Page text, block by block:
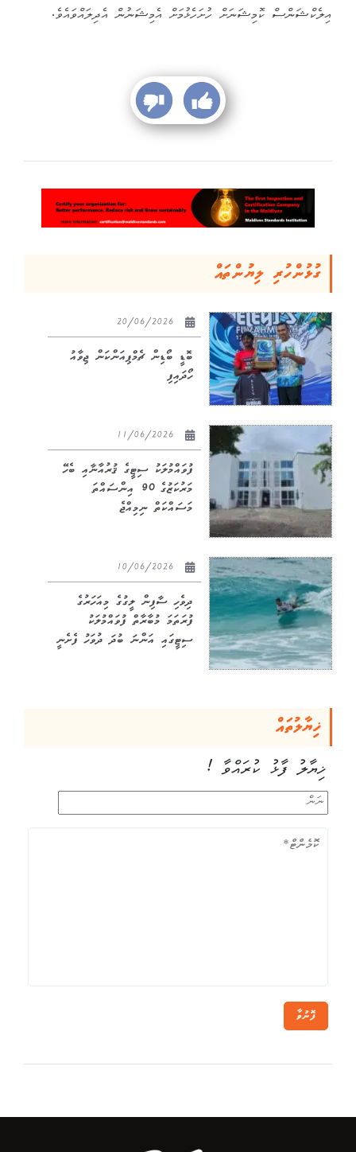
އިލެކްޝަންސް ކޮމިޝަނަށް ހުށަހެޅުމަށް އެމިޝަނުން އެދިލައްވައެވެ.
ގުޅުންހުރި ލިޔުންތައް
ބޮޑީ ބޯޑިން ޗެމްޕިއަންކަން ޖިވާއު
ހޯދައިފި
ފުވައްމުލަކު ސިޓީގެ ޤުރުއާނާއި ބެހޭ
މަރުކަޒުގެ 90 އިންސައްތަ
މަސައްކަތް ނިމިއްޖެ
ދިވެހި ސާފިން ލީގުގެ މިއަހަރުގެ
ފުރަތަމަ މުބާރާތް ފުވައްމުލަކު
ސިޓީގައި އަންނަ ބުދަ ދުވަހު ފެށެނީ
ޚިޔާލުތައް
ޚިޔާލު ފާޅު ކުރައްވާ !
ފޮނުވާ